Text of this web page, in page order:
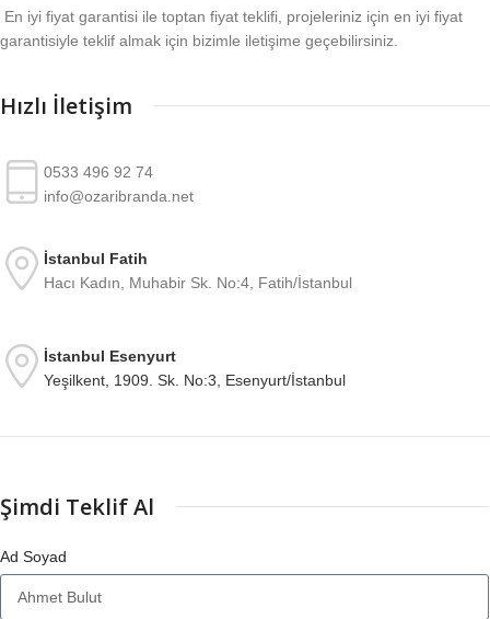
En iyi fiyat garantisi ile toptan fiyat teklifi, projeleriniz için en iyi fiyat
garantisiyle teklif almak için bizimle iletişime geçebilirsiniz.
Hızlı İletişim
0533 496 92 74
info@ozaribranda.net
İstanbul Fatih
Hacı Kadın, Muhabir Sk. No:4, Fatih/İstanbul
İstanbul Esenyurt
Yeşilkent, 1909. Sk. No:3, Esenyurt/İstanbul
Şimdi Teklif Al
Ad Soyad